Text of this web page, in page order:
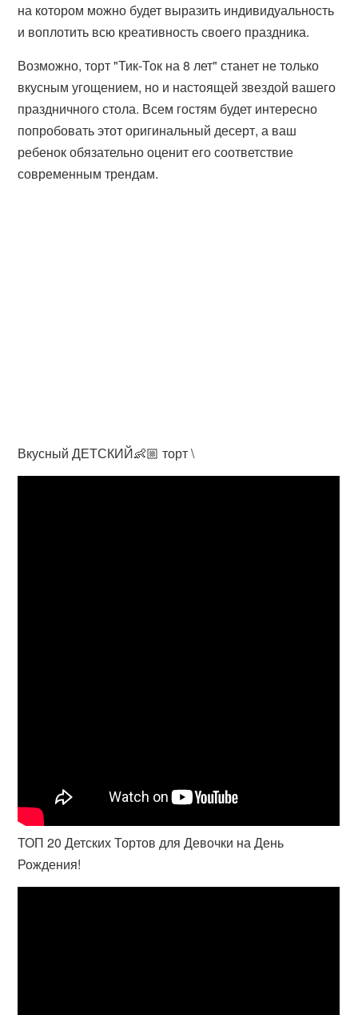
на котором можно будет выразить индивидуальность
и воплотить всю креативность своего праздника.
Возможно, торт "Тик-Ток на 8 лет" станет не только
вкусным угощением, но и настоящей звездой вашего
праздничного стола. Всем гостям будет интересно
попробовать этот оригинальный десерт, а ваш
ребенок обязательно оценит его соответствие
современным трендам.
Вкусный ДЕТСКИЙ👶🏼 торт \
ТОП 20 Детских Тортов для Девочки на День
Рождения!